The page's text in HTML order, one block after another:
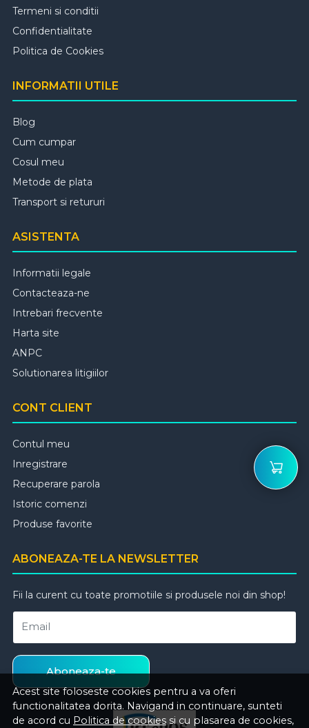
Acest site foloseste cookies pentru a va oferi
functionalitatea dorita. Navigand in continuare, sunteti
de acord cu Politica de cookies si cu plasarea de cookies,
Termeni si conditii
Confidentialitate
Politica de Cookies
INFORMATII UTILE
Blog
Cum cumpar
Cosul meu
Metode de plata
Transport si retururi
ASISTENTA
Informatii legale
Contacteaza-ne
Intrebari frecvente
Harta site
ANPC
Solutionarea litigiilor
CONT CLIENT
Contul meu
Inregistrare
Recuperare parola
Istoric comenzi
Produse favorite
ABONEAZA-TE LA NEWSLETTER
Fii la curent cu toate promotiile si produsele noi din shop!
Email
Aboneaza-te